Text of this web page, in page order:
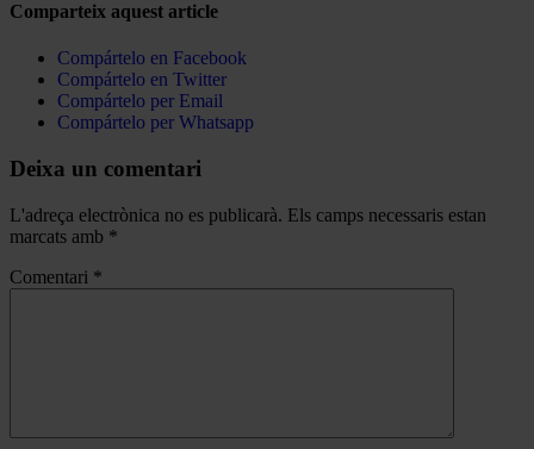
Comparteix aquest article
Compártelo en Facebook
Compártelo en Twitter
Compártelo per Email
Compártelo per Whatsapp
Deixa un comentari
L'adreça electrònica no es publicarà. Els camps necessaris estan
marcats amb *
Comentari *